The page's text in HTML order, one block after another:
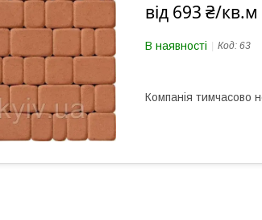
від 693 ₴/кв.м
В наявності Код: 63
Компанія тимчасово